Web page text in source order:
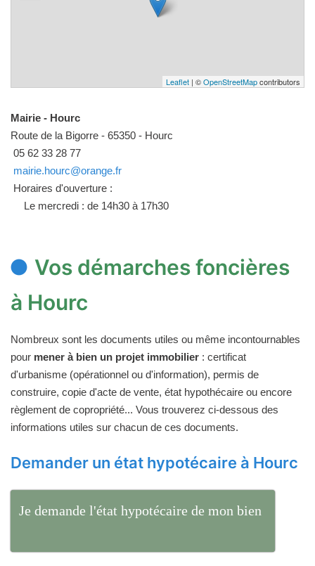
Leaflet | ©OpenStreetMapcontributors
Mairie - Hourc
Route de la Bigorre - 65350 - Hourc
05 62 33 28 77
mairie.hourc@orange.fr
Horaires d'ouverture :
Le mercredi : de 14h30 à 17h30
Vos démarches foncières
à Hourc
Nombreux sont les documents utiles ou même incontournables
pour mener à bien un projet immobilier : certificat
d'urbanisme (opérationnel ou d'information), permis de
construire, copie d'acte de vente, état hypothécaire ou encore
règlement de copropriété... Vous trouverez ci-dessous des
informations utiles sur chacun de ces documents.
Demander un état hypotécaire à Hourc
Je demande l'état hypotécaire de mon bien